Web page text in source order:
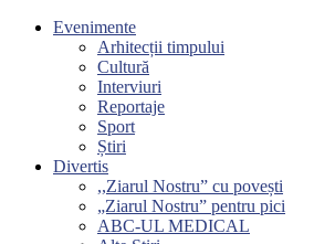
Evenimente
Arhitecții timpului
Cultură
Interviuri
Reportaje
Sport
Știri
Divertis
,,Ziarul Nostru” cu povești
„Ziarul Nostru” pentru pici
ABC-UL MEDICAL